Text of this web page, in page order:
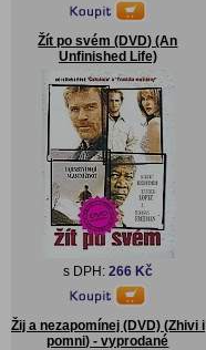
Žít po svém (DVD) (An
Unfinished Life)
s DPH: 266 Kč
Žij a nezapomínej (DVD) (Zhivi i
pomni) - vyprodané